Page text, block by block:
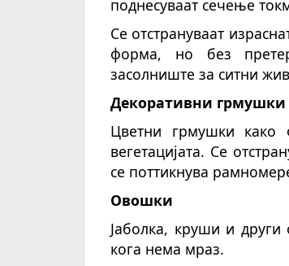
поднесуваат сечење
Се отстрануваат
форма, но без
засолниште за ситни
Декоративни грмушки
Цветни грмушки како
вегетацијата. Се
се поттикнува
Овошки
Јаболка, круши и
кога нема мраз.